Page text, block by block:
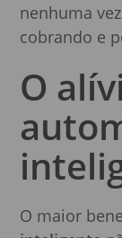
nenhuma
cobrando e
O
O maior